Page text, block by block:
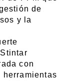
de
y la
con
herramientas